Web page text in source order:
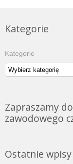
Kategorie
Kategorie
Zapraszamy
zawodowego
Ostatnie wpisy